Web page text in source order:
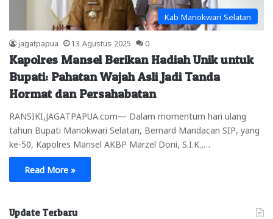
Kab Manokwari Selatan
jagatpapua 13 Agustus 2025 0
Kapolres Mansel Berikan Hadiah Unik untuk
Bupati: Pahatan Wajah Asli Jadi Tanda
Hormat dan Persahabatan
RANSIKI,JAGATPAPUA.com— Dalam momentum hari ulang
tahun Bupati Manokwari Selatan, Bernard Mandacan SIP, yang
ke-50, Kapolres Mansel AKBP Marzel Doni, S.I.K.,…
Read More »
Update Terbaru